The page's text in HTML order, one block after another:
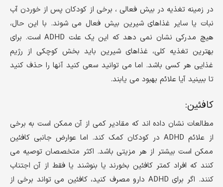
در زمینه تغذیه در بیش فعالی ، برخی از کودکان پس از خوردن آب
نبات یا سایر غذاهای شیرین بیش فعال می شوند. با این حال،
هیچ مدرکی نشان نمی دهد که این یک علت ADHD است. برای
بهترین تغذیه کلی، غذاهای شیرین باید بخش کوچکی از رژیم
غذایی هر کسی باشد. اما می توانید سعی کنید آنها را حذف کنید
تا ببینید آیا علائم بهبود می یابند.
کافئین:
مطالعات نشان داده اند که مقادیر کمی از آن ممکن است به برخی
از علائم ADHD در کودکان کمک کند. اما عوارض جانبی کافئین
ممکن است بیشتر از هر مزیتی باشد. اکثر متخصصان توصیه می
کنند که افراد کمتر کافئین بخورند یا بنوشند یا فقط از آن اجتناب
کنند. اگر برای ADHD دارو مصرف کنید، کافئین می تواند برخی از